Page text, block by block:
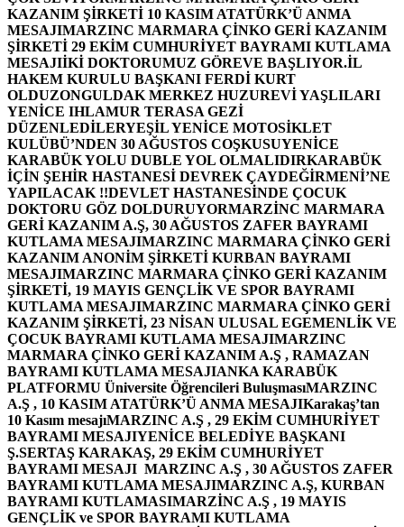
KAZANIM ŞİRKETİ 10 KASIM ATATÜRK’Ü ANMA
MESAJIMARZINC MARMARA ÇİNKO GERİ KAZANIM
ŞİRKETİ 29 EKİM CUMHURİYET BAYRAMI KUTLAMA
MESAJIİKİ DOKTORUMUZ GÖREVE BAŞLIYOR.İL
HAKEM KURULU BAŞKANI FERDİ KURT
OLDUZONGULDAK MERKEZ HUZUREVİ YAŞLILARI
YENİCE IHLAMUR TERASA GEZİ
DÜZENLEDİLERYEŞİL YENİCE MOTOSİKLET
KULÜBÜ’NDEN 30 AĞUSTOS COŞKUSUYENİCE
KARABÜK YOLU DUBLE YOL OLMALIDIRKARABÜK
İÇİN ŞEHİR HASTANESİ DEVREK ÇAYDEĞİRMENİ’NE
YAPILACAK !!DEVLET HASTANESİNDE ÇOCUK
DOKTORU GÖZ DOLDURUYORMARZİNC MARMARA
GERİ KAZANIM A.Ş, 30 AĞUSTOS ZAFER BAYRAMI
KUTLAMA MESAJIMARZINC MARMARA ÇİNKO GERİ
KAZANIM ANONİM ŞİRKETİ KURBAN BAYRAMI
MESAJIMARZINC MARMARA ÇİNKO GERİ KAZANIM
ŞİRKETİ, 19 MAYIS GENÇLİK VE SPOR BAYRAMI
KUTLAMA MESAJIMARZINC MARMARA ÇİNKO GERİ
KAZANIM ŞİRKETİ, 23 NİSAN ULUSAL EGEMENLİK VE
ÇOCUK BAYRAMI KUTLAMA MESAJIMARZINC
MARMARA ÇİNKO GERİ KAZANIM A.Ş , RAMAZAN
BAYRAMI KUTLAMA MESAJIANKA KARABÜK
PLATFORMU Üniversite Öğrencileri BuluşmasıMARZINC
A.Ş , 10 KASIM ATATÜRK’Ü ANMA MESAJIKarakaş’tan
10 Kasım mesajıMARZINC A.Ş , 29 EKİM CUMHURİYET
BAYRAMI MESAJIYENİCE BELEDİYE BAŞKANI
Ş.SERTAŞ KARAKAŞ, 29 EKİM CUMHURİYET
BAYRAMI MESAJI MARZINC A.Ş , 30 AĞUSTOS ZAFER
BAYRAMI KUTLAMA MESAJIMARZINC A.Ş, KURBAN
BAYRAMI KUTLAMASIMARZİNC A.Ş , 19 MAYIS
GENÇLİK ve SPOR BAYRAMI KUTLAMA